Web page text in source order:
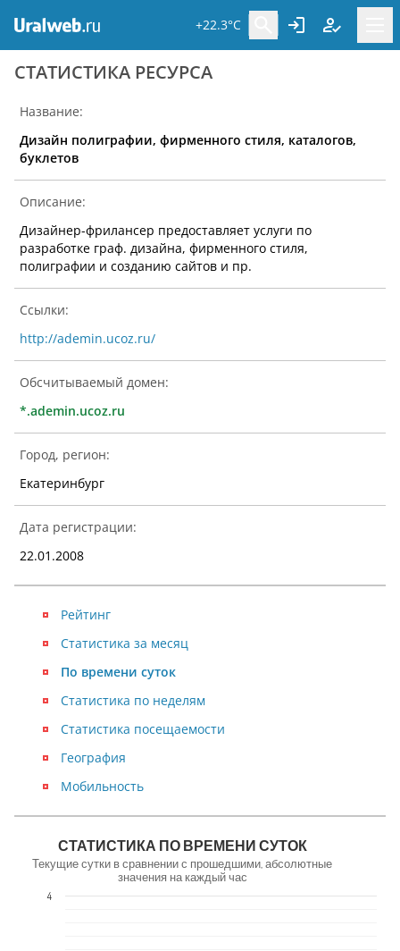
+22.3°C
CТАТИСТИКА РЕСУРСА
Название:
Дизайн полиграфии, фирменного стиля, каталогов,
буклетов
Описание:
Дизайнер-фрилансер предоставляет услуги по
разработке граф. дизайна, фирменного стиля,
полиграфии и созданию сайтов и пр.
Ссылки:
http://ademin.ucoz.ru/
Обсчитываемый домен:
*.ademin.ucoz.ru
Город, регион:
Екатеринбург
Дата регистрации:
22.01.2008
Рейтинг
Статистика посещаемости
Статистика за месяц
География
По времени суток
Мобильность
Статистика по неделям
СТАТИСТИКА ПО ВРЕМЕНИ СУТОК
Текущие сутки в сравнении с прошедшими, абсолютные
значения на каждый час
4